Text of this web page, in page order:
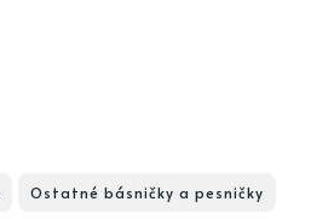
Ostatné básničky a pesničky